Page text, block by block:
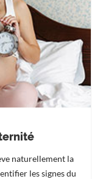
naturellement la
les signes du